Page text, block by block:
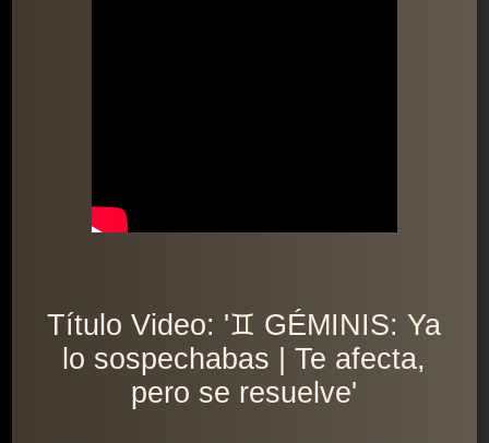
Título Video: '♊ GÉMINIS: Ya
lo sospechabas | Te afecta,
pero se resuelve'